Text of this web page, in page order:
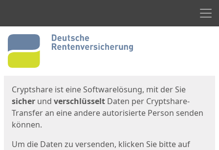
Start
Cryptshare ist eine Softwarelösung, mit der Sie
sicher und verschlüsselt Daten per Cryptshare-
Transfer an eine andere autorisierte Person senden
können.
Um die Daten zu versenden, klicken Sie bitte auf